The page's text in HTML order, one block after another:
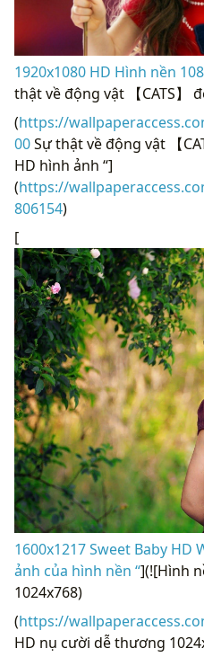
1920x1080 HD Hình nền
thật về động vật 【CATS】
(https://
00Sự thật về động vật 【
HD hình ảnh “]
(https://
806154)
[
1600x1217 Sweet Baby HD
ảnh của hình nền “](![Hình
1024x768)
(https://
HD nụ cười dễ thương